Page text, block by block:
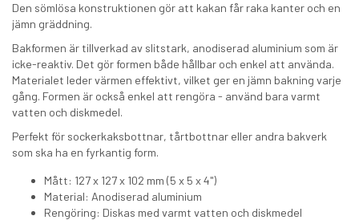
Den sömlösa konstruktionen gör att kakan får raka kanter och en
jämn gräddning.
Bakformen är tillverkad av slitstark, anodiserad aluminium som är
icke-reaktiv. Det gör formen både hållbar och enkel att använda.
Materialet leder värmen effektivt, vilket ger en jämn bakning varje
gång. Formen är också enkel att rengöra - använd bara varmt
vatten och diskmedel.
Perfekt för sockerkaksbottnar, tårtbottnar eller andra bakverk
som ska ha en fyrkantig form.
Mått: 127 x 127 x 102 mm (5 x 5 x 4")
Material: Anodiserad aluminium
Rengöring: Diskas med varmt vatten och diskmedel